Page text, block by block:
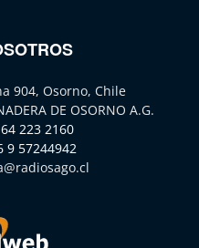
904, Osorno, Chile
DE OSORNO A.G.
223 2160
9 57244942